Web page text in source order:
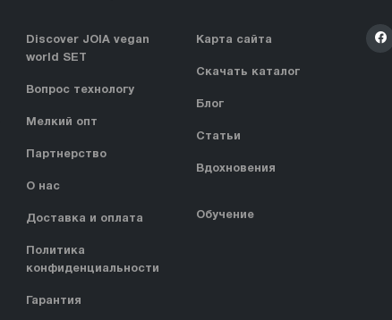
Discover JOIA vegan
world SET
Вопрос технологу
Мелкий опт
Партнерство
О нас
Доставка и оплата
Политика
конфиденциальности
Гарантия
Карта сайта
Скачать каталог
Блог
Статьи
Вдохновения
Обучение